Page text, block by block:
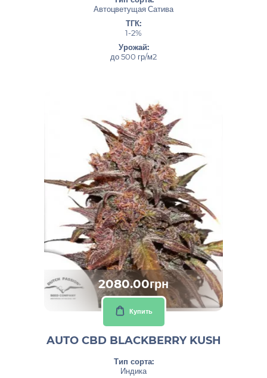
Автоцветущая Сатива
ТГК:
1-2%
Урожай:
до 500 гр/м2
2080.00грн
Купить
AUTO CBD BLACKBERRY KUSH
Тип сорта:
Индика